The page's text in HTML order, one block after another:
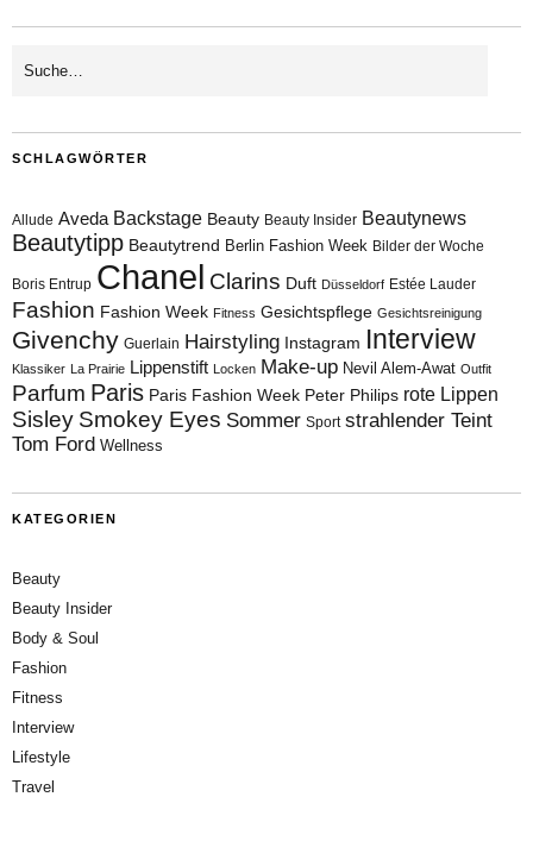
SCHLAGWÖRTER
Allude Aveda Backstage Beauty Beauty Insider Beautynews
Beautytipp Beautytrend Berlin Fashion Week Bilder der Woche
Boris Entrup Chanel Clarins Duft Düsseldorf Estée Lauder
Fashion Fashion Week Fitness Gesichtspflege Gesichtsreinigung
Givenchy Guerlain Hairstyling Instagram Interview
Klassiker La Prairie Lippenstift Locken Make-up Nevil Alem-Awat Outfit
Parfum Paris Paris Fashion Week Peter Philips rote Lippen
Sisley Smokey Eyes Sommer Sport strahlender Teint
Tom Ford Wellness
KATEGORIEN
Beauty
Beauty Insider
Body & Soul
Fashion
Fitness
Interview
Lifestyle
Travel